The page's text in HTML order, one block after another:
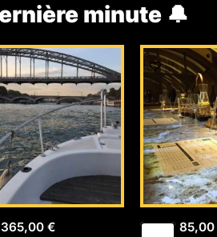
minute 🔔
365,00€ 85,00